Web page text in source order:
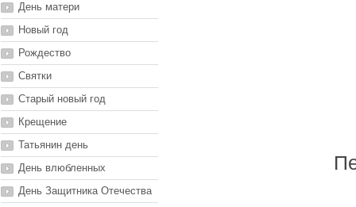
День матери
Новый год
Рождество
Святки
Старый новый год
Крещение
Татьянин день
День влюбленных
День Защитника Отечества